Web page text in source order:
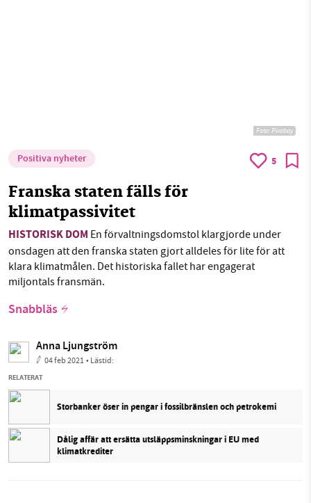
Foto:Pixabay
Positiva nyheter 5
Franska staten fälls för
klimatpassivitet
HISTORISK DOM En förvaltningsdomstol klargjorde under
onsdagen att den franska staten gjort alldeles för lite för att
klara klimatmålen. Det historiska fallet har engagerat
miljontals fransmän.
Snabbläs
Anna Ljungström
04 feb 2021• Lästid:
RELATERAT
Storbanker öser in pengar i fossilbränslen och petrokemi
Dålig affär att ersätta utsläppsminskningar i EU med
klimatkrediter